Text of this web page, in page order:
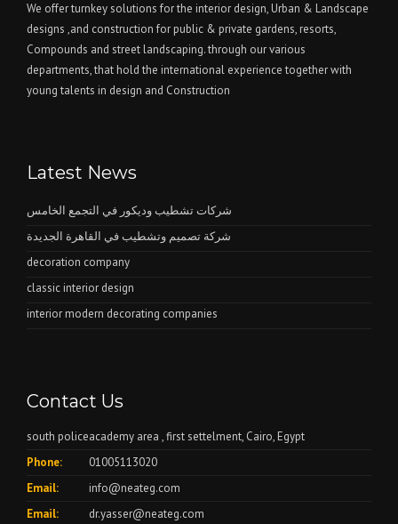
We offer turnkey solutions for the interior design, Urban & Landscape
designs ,and construction for public & private gardens, resorts,
Compounds and street landscaping. through our various
departments, that hold the international experience together with
young talents in design and Construction
Latest News
شركات تشطيب وديكور في التجمع الخامس
شركة تصميم وتشطيب في القاهرة الجديدة
decoration company
classic interior design
interior modern decorating companies
Contact Us
south policeacademy area , first settelment, Cairo, Egypt
Phone:
01005113020
Email:
info@neateg.com
Email:
dr.yasser@neateg.com